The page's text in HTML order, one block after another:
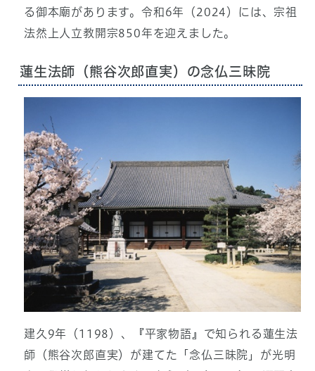
る御本廟があります。令和6年（2024）には、宗祖
法然上人立教開宗850年を迎えました。
蓮生法師（熊谷次郎直実）の念仏三昧院
建久9年（1198）、『平家物語』で知られる蓮生法
師（熊谷次郎直実）が建てた「念仏三昧院」が光明